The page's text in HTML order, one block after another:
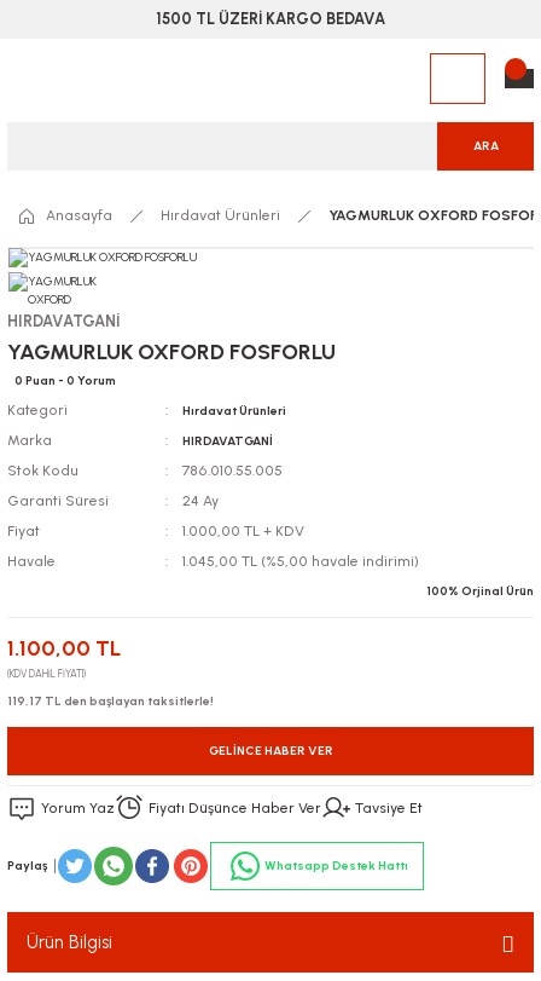
1500 TL ÜZERİ KARGO BEDAVA
ARA
Anasayfa Hırdavat Ürünleri YAGMURLUK OXFORD
HIRDAVATGANİ
YAGMURLUK OXFORD FOSFORLU
0 Puan - 0 Yorum
Kategori Hırdavat Ürünleri
Marka HIRDAVATGANİ
Stok Kodu
786.010.55.005
Garanti Süresi
24 Ay
Fiyat
1.000,00 TL + KDV
Havale
1.045,00 TL (%5,00 havale indirimi)
100% Orjinal Ürün
1.100,00 TL
(KDV DAHİL FİYATI)
119,17 TL den başlayan taksitlerle!
GELINCE HABER VER
Yorum Yaz Fiyatı Düşünce Haber Ver Tavsiye Et
Paylaş Whatsapp Destek Hattı
Ürün Bilgisi